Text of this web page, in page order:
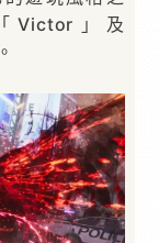
Victor」及